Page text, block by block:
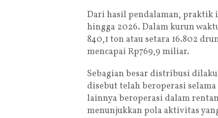
Dari hasil pendalaman, praktik
hingga 2026. Dalam kurun
840,1 ton atau setara 16.802
mencapai Rp769,9 miliar.
Sebagian besar distribusi
disebut telah beroperasi
lainnya beroperasi dalam
menunjukkan pola aktivitas